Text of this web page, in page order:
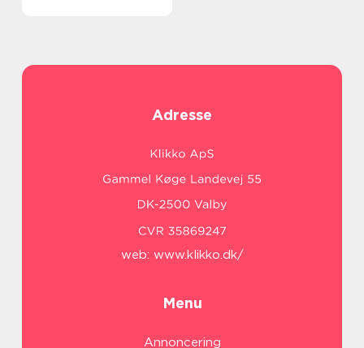
Adresse
web: www.klikko.dk/
Menu
Annoncering